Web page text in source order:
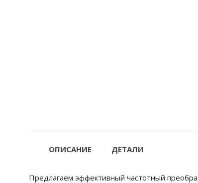
ОПИСАНИЕ ДЕТАЛИ
Предлагаем эффективный частотный